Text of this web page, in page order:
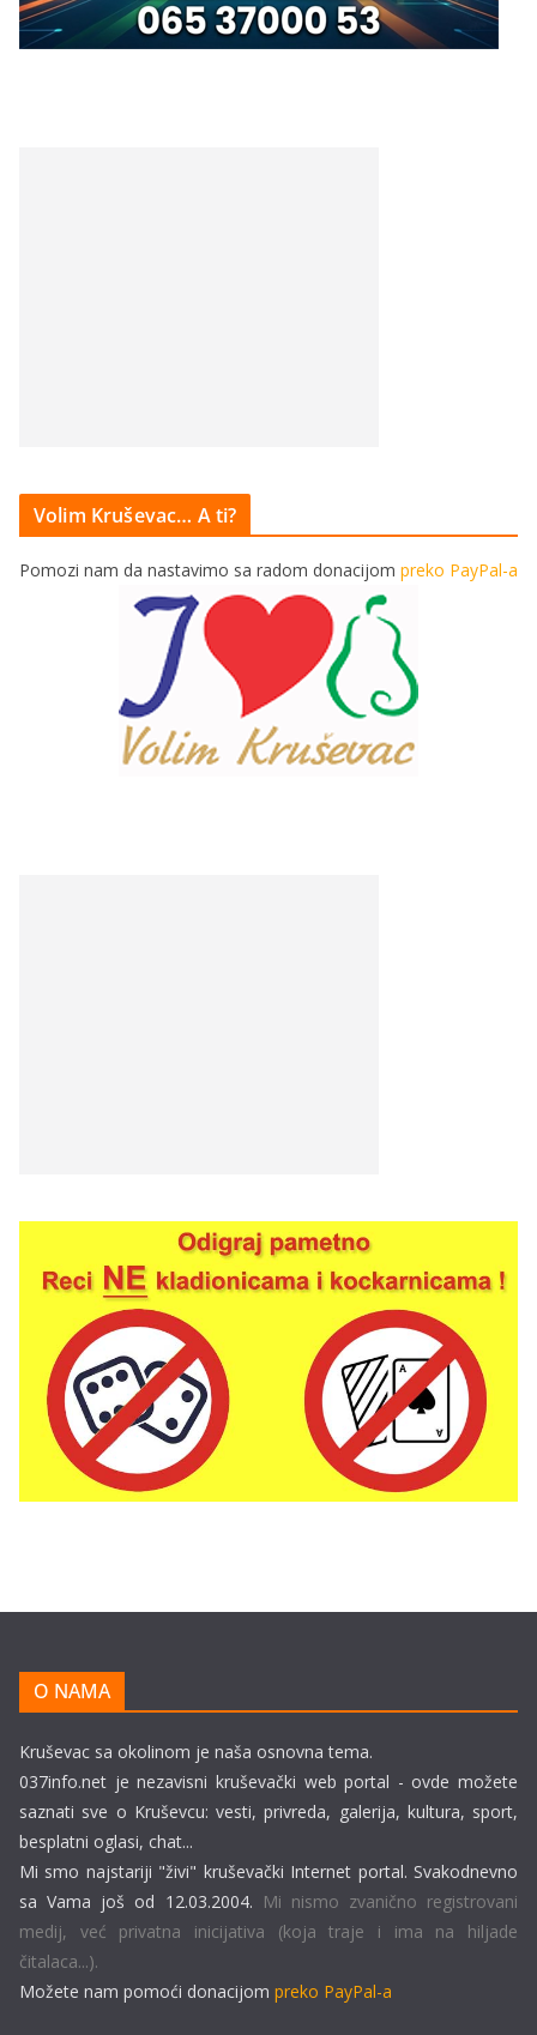
Volim Kruševac… A ti?
Pomozi nam da nastavimo sa radom donacijom preko PayPal-a
O NAMA
Kruševac sa okolinom je naša osnovna tema.
037info.net je nezavisni kruševački web portal - ovde možete
saznati sve o Kruševcu: vesti, privreda, galerija, kultura, sport,
besplatni oglasi, chat...
Mi smo najstariji "živi" kruševački Internet portal. Svakodnevno
sa Vama još od 12.03.2004. Mi nismo zvanično registrovani
medij, već privatna inicijativa (koja traje i ima na hiljade
čitalaca...).
Možete nam pomoći donacijom preko PayPal-a